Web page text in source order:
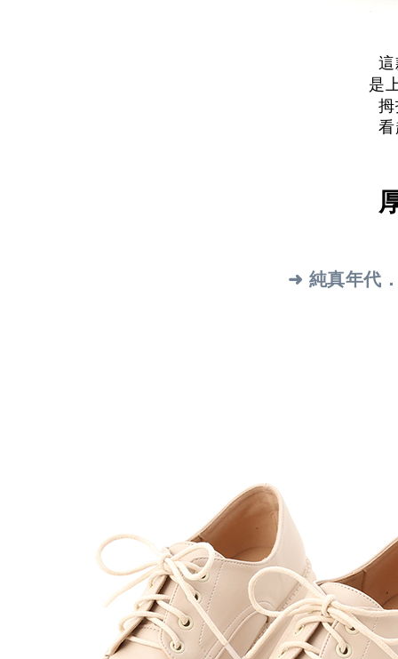
是
➜ 純真年代